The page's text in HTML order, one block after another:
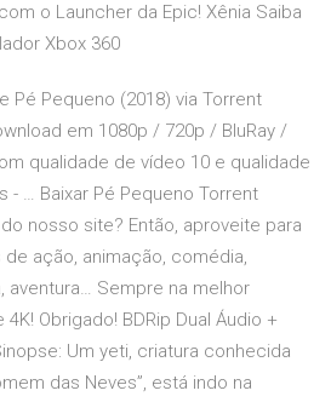
o Launcher da Epic! Xênia Saiba
Xbox 360
Pé Pequeno (2018) via Torrent
em 1080p / 720p / BluRay /
qualidade de vídeo 10 e qualidade
- … Baixar Pé Pequeno Torrent
nosso site? Então, aproveite para
ação, animação, comédia,
aventura… Sempre na melhor
Obrigado! BDRip Dual Áudio +
Um yeti, criatura conhecida
das Neves”, está indo na